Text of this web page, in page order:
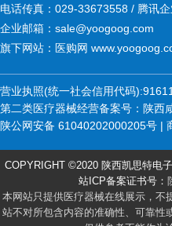
电话传真：029-33673558 / 腾讯
企业邮箱：sale@yoogoog.com
旗下网站：医购网
营业执照(统一社会信用代码
第二类医疗器械经营备案号：陕
陕公网安备 61040202000205号 |
COPYRIGHT ©2020 陕西凯思特电
站ICP备案证书号：
本网站只提供医疗器械在线展示，不
站不对所包含内容的准确性、可靠性